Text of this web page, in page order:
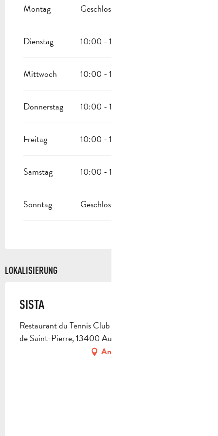
VOM BIS ZUM
Montag Geschlossen
Dienstag 10:00 - 19:00
Mittwoch 10:00 - 19:00
Donnerstag 10:00 - 19:00
Freitag 10:00 - 19:00
Samstag 10:00 - 19:00
Sonntag Geschlossen
LOKALISIERUNG
SISTA
Restaurant du Tennis Club d'Aubagne, 1540 chemin
de Saint-Pierre, 13400 Aubagne
Anfahrt